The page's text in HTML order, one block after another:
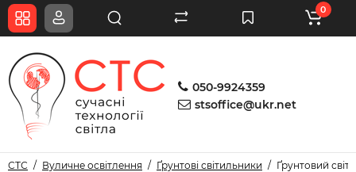
050-9924359
stsoffice@ukr.net
0
СТС Вуличне освітлення Ґрунтові світильники Ґрунтовий